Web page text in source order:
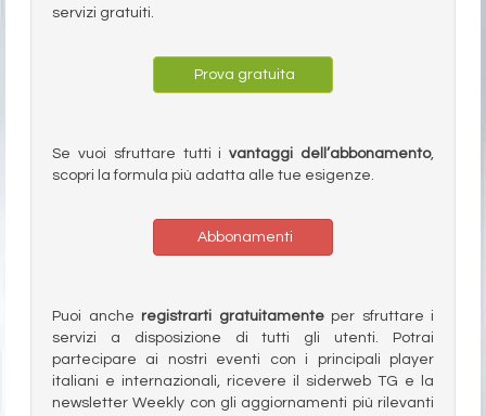
servizi gratuiti.
Prova gratuita
Se vuoi sfruttare tutti ivantaggi dell’abbonamento,
scopri la formula più adatta alle tue esigenze.
Abbonamenti
Puoi anche registrarti gratuitamenteper sfruttare i
servizi a disposizione di tutti gli utenti. Potrai
partecipare ai nostri eventi con i principali player
italiani e internazionali, ricevere il siderweb TG e la
newsletter Weekly con gli aggiornamenti più rilevanti